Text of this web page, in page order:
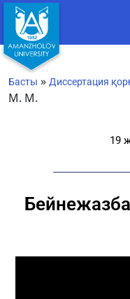
Басты » Диссертация
М. М.
19